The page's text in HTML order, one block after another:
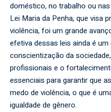
doméstico, no trabalho ou
Lei Maria da Penha, que visa
violência, foi um grande
efetiva dessas leis ainda é
conscientização da
profissionais e o
essenciais para garantir que
medo de violência, o que é
igualdade de gênero.